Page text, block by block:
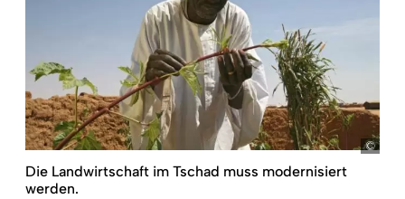
Ton
Die Landwirtschaft im Tschad muss modernisiert
werden.